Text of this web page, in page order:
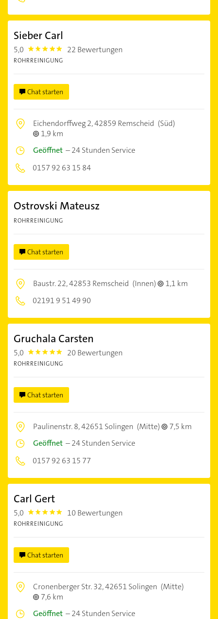
Sieber Carl
5,0 5.0 22 Bewertungen
ROHRREINIGUNG
Chat starten
Eichendorffweg 2,42859 Remscheid (Süd)
1,9 km
Geöffnet –24 Stunden Service
0157 92 63 15 84
Ostrovski Mateusz
ROHRREINIGUNG
Chat starten
Baustr. 22,42853 Remscheid (Innen)
1,1 km
02191 9 51 49 90
Gruchala Carsten
5,0 5.0 20 Bewertungen
ROHRREINIGUNG
Chat starten
Paulinenstr. 8,42651 Solingen (Mitte)
7,5 km
Geöffnet –24 Stunden Service
0157 92 63 15 77
Carl Gert
5,0 5.0 10 Bewertungen
ROHRREINIGUNG
Chat starten
Cronenberger Str. 32,42651 Solingen (Mitte)
7,6 km
Geöffnet –24 Stunden Service